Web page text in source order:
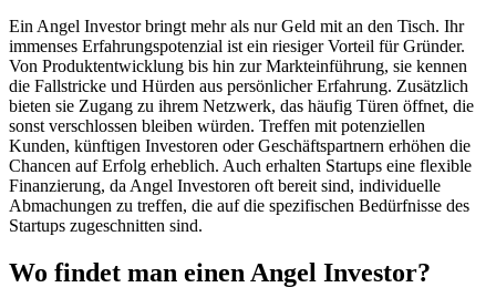
Ein Angel Investor bringt mehr als nur Geld mit an den Tisch. Ihr
immenses Erfahrungspotenzial ist ein riesiger Vorteil für Gründer.
Von Produktentwicklung bis hin zur Markteinführung, sie kennen
die Fallstricke und Hürden aus persönlicher Erfahrung. Zusätzlich
bieten sie Zugang zu ihrem Netzwerk, das häufig Türen öffnet, die
sonst verschlossen bleiben würden. Treffen mit potenziellen
Kunden, künftigen Investoren oder Geschäftspartnern erhöhen die
Chancen auf Erfolg erheblich. Auch erhalten Startups eine flexible
Finanzierung, da Angel Investoren oft bereit sind, individuelle
Abmachungen zu treffen, die auf die spezifischen Bedürfnisse des
Startups zugeschnitten sind.
Wo findet man einen Angel Investor?